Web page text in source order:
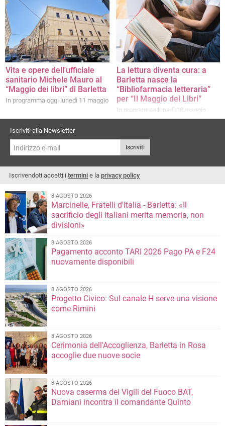
come il silenzio e l'ascolto, la paura
e la fragilità
Vita e opere dell'ufficiale
sanitario Michele Mauro al
“Maggio dei libri” di Barletta
In programma oggi lunedì 11 maggio
La lettura diventa cura: a
Barletta nasce la
“Bibliofarmacia letteraria”
per “Il Maggio dei Libri”
In programma lunedì 18 maggio
Iscriviti alla Newsletter
Iscriviti
Iscrivendoti accetti i termini e la privacy policy
8 AGOSTO 2026
Marcinelle, Fratelli d'Italia - Barletta: «Il
sacrificio degli italiani merita memoria, non
divisioni»
8 AGOSTO 2026
Pagamento acconto TARI 2026 Pago PA e F24
nuovamente disponibili
8 AGOSTO 2026
Progetto Civico: Sul canale H serve una visione
come Rimini
8 AGOSTO 2026
Cerimonia dell'Accoglienza, Barletta in Rosa
accoglie due nuove socie
8 AGOSTO 2026
Nuova caserma dei Vigili del Fuoco BAT,
Damiani incontra il comandante Quinto